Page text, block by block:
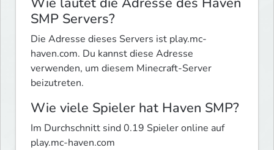
SMP Servers?
Die Adresse dieses Servers ist play.mc-
haven.com. Du kannst diese Adresse
verwenden, um diesem Minecraft-Server
beizutreten.
Wie viele Spieler hat Haven SMP?
Im Durchschnitt sind 0.19 Spieler online auf
play.mc-haven.com